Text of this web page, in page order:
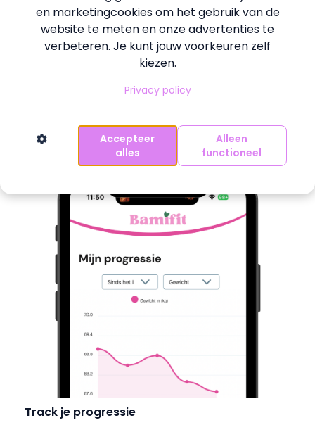
Kant & Klaar óf zelf kiezen
Kies per dag of je zelf wilt bepalen wat je
Track je progressie
en marketingcookies om het gebruik van de
website te meten en onze advertenties te
verbeteren. Je kunt jouw voorkeuren zelf
kiezen.
Privacy policy
Alleen
functioneel
Accepteer
alles